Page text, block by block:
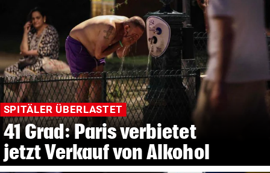
SPITÄLER ÜBERLASTET
41 Grad: Paris verbietet
jetzt Verkauf von Alkohol